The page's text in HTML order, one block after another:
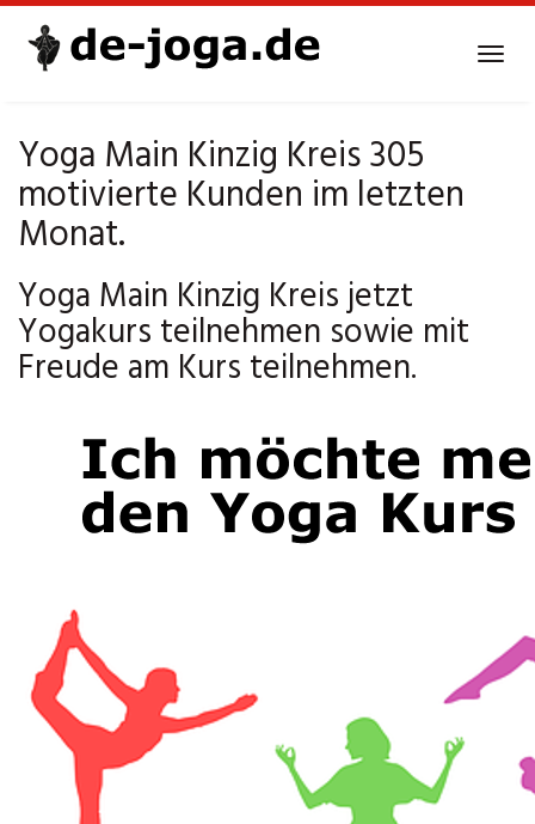
Yoga Main Kinzig Kreis 305
motivierte Kunden im letzten
Monat.
Yoga Main Kinzig Kreis jetzt
Yogakurs teilnehmen sowie mit
Freude am Kurs teilnehmen.